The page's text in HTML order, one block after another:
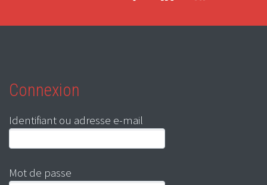
Connexion
Identifiant ou adresse e-mail
Mot de passe